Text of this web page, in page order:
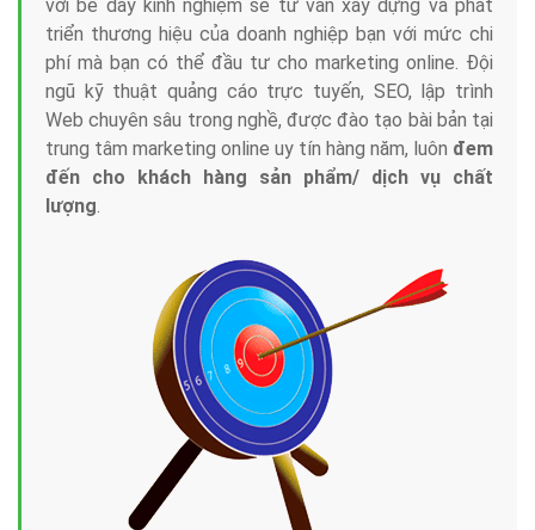
với bề dày kinh nghiệm sẽ tư vấn xây dựng và phát
triển thương hiệu của doanh nghiệp bạn với mức chi
phí mà bạn có thể đầu tư cho marketing online. Đội
ngũ kỹ thuật quảng cáo trực tuyến, SEO, lập trình
Web chuyên sâu trong nghề, được đào tạo bài bản tại
trung tâm marketing online uy tín hàng năm, luôn đem
đến cho khách hàng sản phẩm/ dịch vụ chất
lượng.